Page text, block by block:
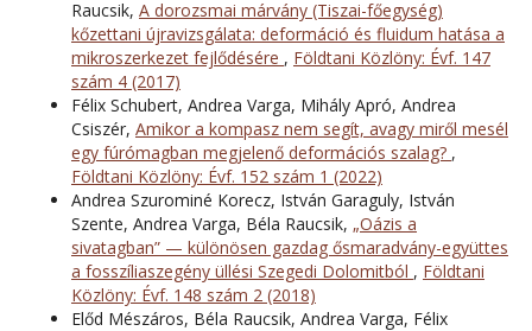
Raucsik, A dorozsmai márvány (Tiszai-főegység)
kőzettani újravizsgálata: deformáció és fluidum hatása a
mikroszerkezet fejlődésére , Földtani Közlöny: Évf. 147
szám 4 (2017)
Félix Schubert, Andrea Varga, Mihály Apró, Andrea
Csiszér, Amikor a kompasz nem segít, avagy miről mesél
egy fúrómagban megjelenő deformációs szalag? ,
Földtani Közlöny: Évf. 152 szám 1 (2022)
Andrea Szurominé Korecz, István Garaguly, István
Szente, Andrea Varga, Béla Raucsik, „Oázis a
sivatagban” — különösen gazdag ősmaradvány-együttes
a fosszíliaszegény üllési Szegedi Dolomitból , Földtani
Közlöny: Évf. 148 szám 2 (2018)
Előd Mészáros, Béla Raucsik, Andrea Varga, Félix